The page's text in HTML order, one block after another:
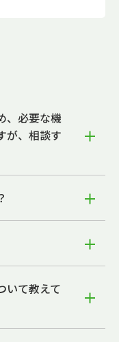
、必要な機
が、相談す
いて教えて